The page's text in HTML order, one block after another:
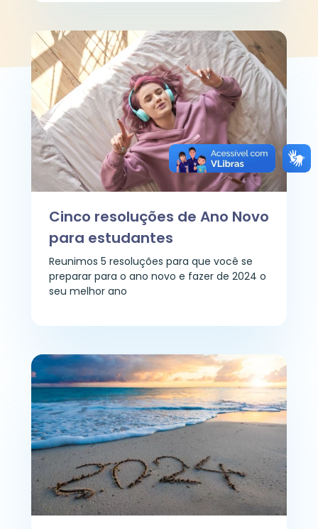
Cinco resoluções de Ano Novo
para estudantes
Reunimos 5 resoluções para que você se
preparar para o ano novo e fazer de 2024 o
seu melhor ano